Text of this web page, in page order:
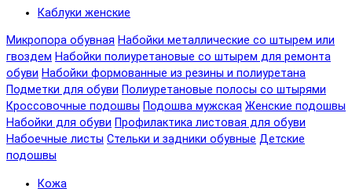
Каблуки женские
Микропора обувная Набойки металлические со штырем или
гвоздем Набойки полиуретановые со штырем для ремонта
обуви Набойки формованные из резины и полиуретана
Подметки для обуви Полиуретановые полосы со штырями
Кроссовочные подошвы Подошва мужская Женские подошвы
Набойки для обуви Профилактика листовая для обуви
Набоечные листы Стельки и задники обувные Детские
подошвы
Кожа